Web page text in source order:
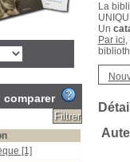
La
Un
Par ici
comparer
[1]